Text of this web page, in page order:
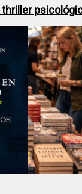
thriller